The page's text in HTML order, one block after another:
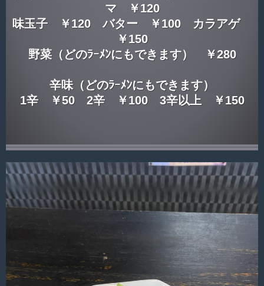
マ ￥120
味玉子 ￥120 バター ￥100 カラアゲ
￥150
野菜（どのﾗｰﾒﾝにもできます） ￥280
辛味（どのﾗｰﾒﾝにもできます）
1辛 ￥50 2辛 ￥100 3辛以上 ￥150